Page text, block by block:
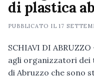
di plastica
PUBBLICATO IL17
SCHIAVI DI
agli organizzatori dei
di Abruzzo che sono